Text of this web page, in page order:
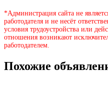
*Администрация сайта не
работодателя и не несёт
условия трудоустройства или
отношения возникают
работодателем.
Похожие